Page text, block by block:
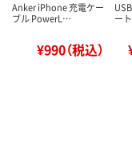
Anker iPhone 充電ケー
ブル PowerL…
¥990（税込）
ー